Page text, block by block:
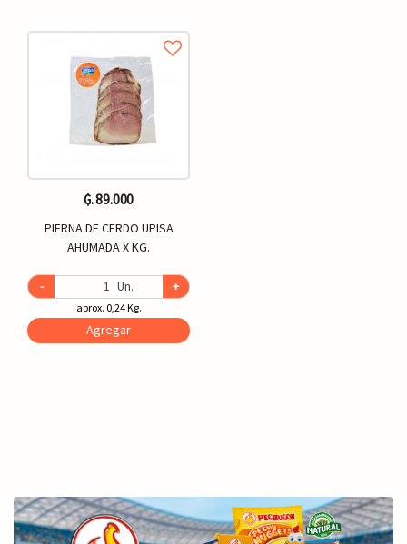
₲. 89.000
PIERNA DE CERDO UPISA
AHUMADA X KG.
- Un. +
aprox. 0,24 Kg.
Agregar